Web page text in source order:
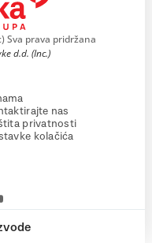
Sva prava pridržana
d.d. (Inc.)
nas
privatnosti
kolačića